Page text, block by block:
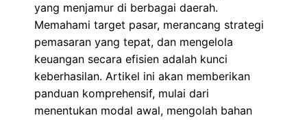
yang menjamur di berbagai daerah.
Memahami target pasar, merancang strategi
pemasaran yang tepat, dan mengelola
keuangan secara efisien adalah kunci
keberhasilan. Artikel ini akan memberikan
panduan komprehensif, mulai dari
menentukan modal awal, mengolah bahan